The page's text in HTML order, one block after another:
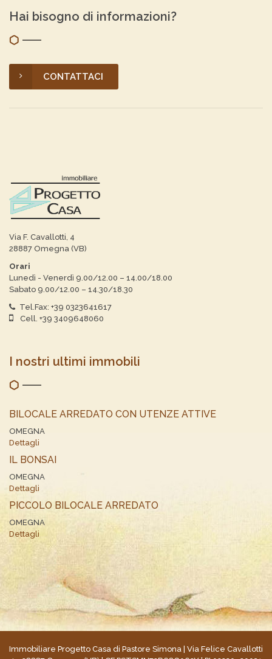
Hai bisogno di informazioni?
CONTATTACI
Via F. Cavallotti, 4
28887 Omegna (VB)
Orari
Lunedì - Venerdì 9.00/12.00 – 14.00/18.00
Sabato 9.00/12.00 – 14.30/18.30
Tel.Fax: +39 0323641617
Cell. +39 3409648060
I nostri ultimi immobili
BILOCALE ARREDATO CON UTENZE ATTIVE
OMEGNA
Dettagli
IL BONSAI
OMEGNA
Dettagli
PICCOLO BILOCALE ARREDATO
OMEGNA
Dettagli
Immobiliare Progetto Casa di Pastore Simona | Via Felice Cavallotti